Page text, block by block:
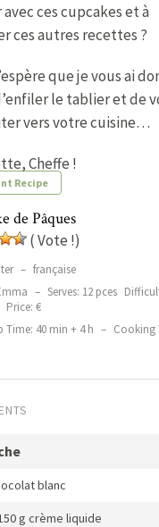
ces cupcakes et à
ces autres recettes ?
que je vous ai
le tablier et de
vers votre cuisine…
Cheffe !
Recipe
de Pâques
( Vote !)
– française
– Serves: 12 pces
Price: €
Time: 40 min + 4 h – Cooking
blanc
g crème liquide